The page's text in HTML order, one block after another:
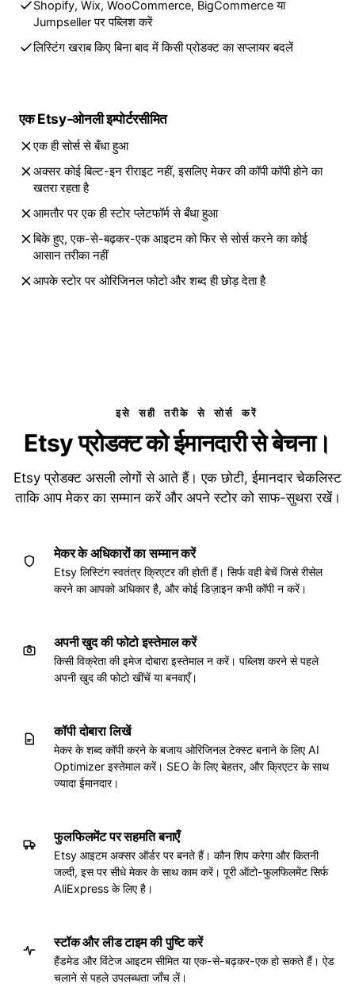
Shopify, Wix, WooCommerce, BigCommerce या
Jumpseller पर पब्लिश करें
लिस्टिंग खराब किए बिना बाद में किसी प्रोडक्ट का सप्लायर बदलें
एक Etsy-ओनली इम्पोर्टरसीमित
एक ही सोर्स से बँधा हुआ
अक्सर कोई बिल्ट-इन रीराइट नहीं, इसलिए मेकर की कॉपी कॉपी होने का
खतरा रहता है
आमतौर पर एक ही स्टोर प्लेटफॉर्म से बँधा हुआ
बिके हुए, एक-से-बढ़कर-एक आइटम को फिर से सोर्स करने का कोई
आसान तरीका नहीं
आपके स्टोर पर ओरिजिनल फोटो और शब्द ही छोड़ देता है
इसे सही तरीके से सोर्स करें
Etsy प्रोडक्ट को ईमानदारी से बेचना।
Etsy प्रोडक्ट असली लोगों से आते हैं। एक छोटी, ईमानदार चेकलिस्ट
ताकि आप मेकर का सम्मान करें और अपने स्टोर को साफ-सुथरा रखें।
मेकर के अधिकारों का सम्मान करें
Etsy लिस्टिंग स्वतंत्र क्रिएटर की होती हैं। सिर्फ वही बेचें जिसे रीसेल
करने का आपको अधिकार है, और कोई डिज़ाइन कभी कॉपी न करें।
अपनी खुद की फोटो इस्तेमाल करें
किसी विक्रेता की इमेज दोबारा इस्तेमाल न करें। पब्लिश करने से पहले
अपनी खुद की फोटो खींचें या बनवाएँ।
कॉपी दोबारा लिखें
मेकर के शब्द कॉपी करने के बजाय ओरिजिनल टेक्स्ट बनाने के लिए AI
Optimizer इस्तेमाल करें। SEO के लिए बेहतर, और क्रिएटर के साथ
ज्यादा ईमानदार।
फुलफिलमेंट पर सहमति बनाएँ
Etsy आइटम अक्सर ऑर्डर पर बनते हैं। कौन शिप करेगा और कितनी
जल्दी, इस पर सीधे मेकर के साथ काम करें। पूरी ऑटो-फुलफिलमेंट सिर्फ
AliExpress के लिए है।
स्टॉक और लीड टाइम की पुष्टि करें
हैंडमेड और विंटेज आइटम सीमित या एक-से-बढ़कर-एक हो सकते हैं। ऐड
चलाने से पहले उपलब्धता जाँच लें।